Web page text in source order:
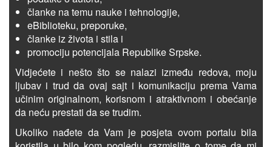
članke na temu nauke i tehnologije,
eBiblioteku, preporuke,
članke iz života i stila i
promociju potencijala Republike Srpske.
Vidjećete i nešto što se nalazi između redova, moju
ljubav i trud da ovaj sajt i komunikaciju prema Vama
učinim originalnom, korisnom i atraktivnom i obećanje
da neću prestati da se trudim.
Ukoliko nađete da Vam je posjeta ovom portalu bila